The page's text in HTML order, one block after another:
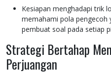
Kesiapan menghadapi trik
memahami pola pengecoh
pembuat soal pada setiap
Strategi Bertahap
Perjuangan